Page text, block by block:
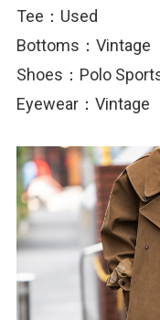
Tee：Used
Bottoms：Vintage
Shoes：Polo
Eyewear：Vintage